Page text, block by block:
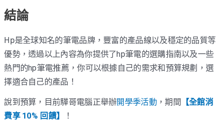
結論
Hp是全球知名的筆電品牌，豐富的產品線以及穩定的品質等
優勢，透過以上內容為你提供了hp筆電的選購指南以及一些
熱門的hp筆電推薦，你可以根據自己的需求和預算規劃，選
擇適合自己的產品！
說到預算，目前驊哥電腦正舉辦開學季活動，期間 【全館消
費享 10% 回饋】
！